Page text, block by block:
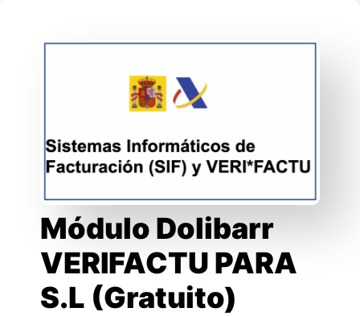
Módulo Dolibarr
VERIFACTU PARA
S.L (Gratuito)